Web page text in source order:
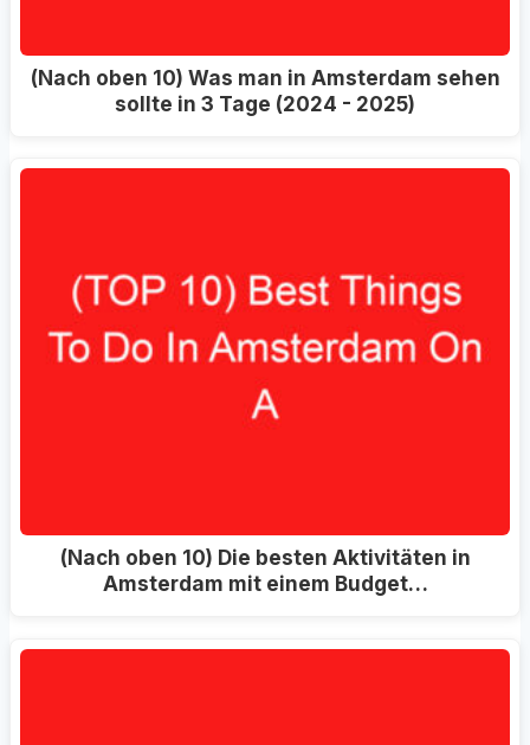
(Nach oben 10) Was man in Amsterdam sehen
sollte in 3 Tage (2024 - 2025)
(Nach oben 10) Die besten Aktivitäten in
Amsterdam mit einem Budget…